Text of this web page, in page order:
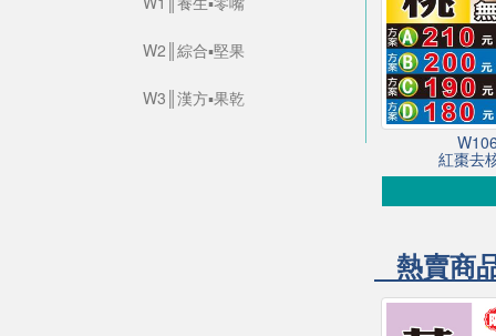
紅棗去
熱賣商
W2║綜合▪堅果
W3║漢方▪果乾